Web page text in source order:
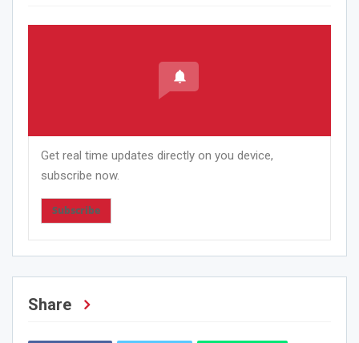
Get real time updates directly on you device,
subscribe now.
Subscribe
Share